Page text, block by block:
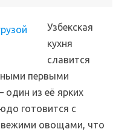
Узбекская
кухня
славится
первыми
из её ярких
готовится с
овощами, что